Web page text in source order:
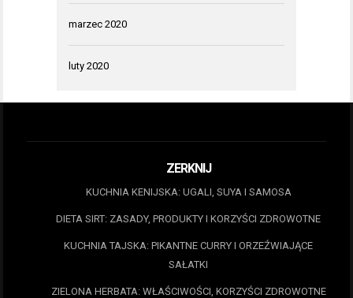
marzec 2020
luty 2020
ZERKNIJ
KUCHNIA KENIJSKA: UGALI, SUYA I SAMOSA
DIETA SIRT: ZASADY, PRODUKTY I KORZYŚCI ZDROWOTNE
KUCHNIA TAJSKA: PIKANTNE CURRY I ORZEŹWIAJĄCE
SAŁATKI
ZIELONA HERBATA: WŁAŚCIWOŚCI, KORZYŚCI ZDROWOTNE